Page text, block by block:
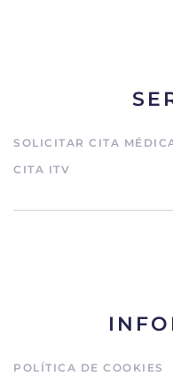
SOLICITAR CITA
CITA ITV
POLÍTICA DE COOKIES